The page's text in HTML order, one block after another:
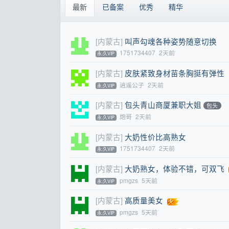
最新 已备案 优秀 精华
[内蒙古] 叫声勾魂各种姿势随意切换
永.久VIP 1751734407 2天前
[内蒙古] 皮肤紧致身材苗条胸挺有弹性
永.久VIP 逍遥公子 2天前
[内蒙古] 包头青山商厦兼职大姐 包头
永.久VIP 炮哥 2天前
[内蒙古] 大奶性价比高熟女
永.久VIP 1751734407 2天前
[内蒙古] 大奶熟女，体验不错，可双飞
永.久VIP pmgzs 5天前
[内蒙古] 高质量美女
永.久VIP pmgzs 5天前